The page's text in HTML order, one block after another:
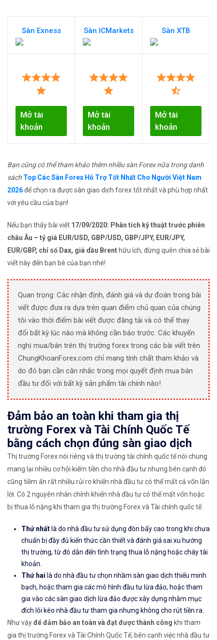
Sàn Exness Sàn ICMarkets Sàn XTB
Mở tài
khoản
Mở tài
khoản
Mở tài
khoản
Bạn cũng có thể tham khảo thêm nhiều sàn Forex nữa trong danh
sách Top Các Sàn Forex Hỗ Trợ Tốt Nhất Cho Người Việt Nam
2026để chọn ra được sàn giao dịch forex tốt nhất và phù hợp nhất
với yêu cầu của bạn!
Nếu bạn thấy bài viết 17/09/2020: Phân tích kỹ thuật trước phiên
châu Âu – tỷ giá EUR/USD, GBP/USD, GBP/JPY, EUR/JPY,
EUR/GBP, chỉ số Dax, giá dầu Brent hữu ích, đừng quên chia sẻ bài
viết này đến bạn bè của bạn nhé!
Quan trọng: Các nhận định, đánh giá và dự đoán trong bài
viết được đưa ra dựa trên quan điểm chủ quan của chúng
tôi vào thời điểm bài viết được đăng tải và có thể thay
đổi bất kỳ lúc nào mà không cần báo trước. Các khuyến
nghị mua/bán trên thị trường forex trong các bài viết trên
ChungKhoanForex.com chỉ mang tính chất tham khảo và
do đó bạn cần cân nhắc trong mọi quyết định mua bán
đầu tư đối với bất kỳ sản phẩm tài chính nào!
Đảm bảo an toàn khi tham gia thị
trường Forex và Tài Chính Quốc Tế
bằng cách chọn đúng sàn giao dịch
Thị trường Forex nói riêng và thị trường tài chính quốc tế nói chung
mang lại nhiều cơ hội kiếm tiền cho nhà đầu tư nhưng bên cạnh đó
cũng tiềm ẩn rất nhiều rủi ro khiến nhà đầu tư có thể mất cả vốn lẫn
lời. Có 2 nguyên nhân chính khiến nhà đầu tư có thể mất vốn hoặc
bị thua lỗ nặng khi tham gia thị trường Forex và Tài chính quốc tế:
Thứ nhất là do nhà đầu tư sử dụng đòn bẩy cao trong khi chưa
chuẩn bị đầy đủ kiến thức cần thiết và đánh giá sai xu hướng
thị trường, từ đó dẫn đến tình trạng thua lỗ nặng hoặc cháy tài
khoản.
Thứ hai là do nhà đầu tư chọn nhầm sàn giao dịch thiếu minh
bạch, hoặc tham gia các mô hình đầu tư lừa đảo, hoặc tham
gia vào các sàn giao dịch lừa đảo được xây dựng nhằm mục
đích lôi kéo nhà đầu tư tham gia nhưng không cho rút tiền ra.
Như vậyđể đảm bảo an toàn và đạt được thành công khi tham
gia thị trường Forex và Tài Chính Quốc Tế, bên cạnh việc nhà đầu tư